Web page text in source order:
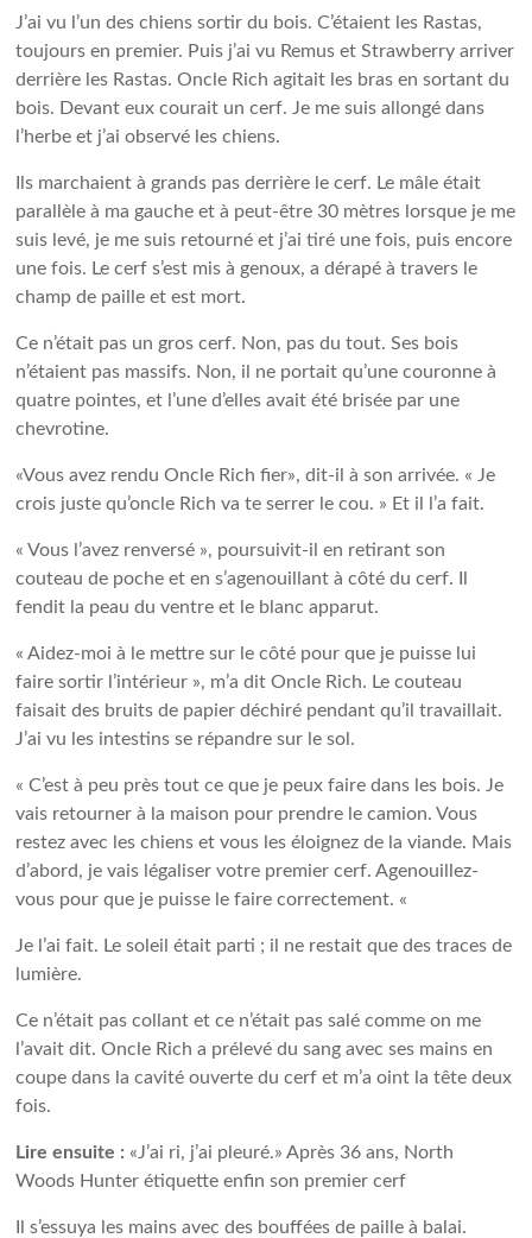
J’ai vu l’un des chiens sortir du bois. C’étaient les Rastas,
toujours en premier. Puis j’ai vu Remus et Strawberry arriver
derrière les Rastas. Oncle Rich agitait les bras en sortant du
bois. Devant eux courait un cerf. Je me suis allongé dans
l’herbe et j’ai observé les chiens.
Ils marchaient à grands pas derrière le cerf. Le mâle était
parallèle à ma gauche et à peut-être 30 mètres lorsque je me
suis levé, je me suis retourné et j’ai tiré une fois, puis encore
une fois. Le cerf s’est mis à genoux, a dérapé à travers le
champ de paille et est mort.
Ce n’était pas un gros cerf. Non, pas du tout. Ses bois
n’étaient pas massifs. Non, il ne portait qu’une couronne à
quatre pointes, et l’une d’elles avait été brisée par une
chevrotine.
«Vous avez rendu Oncle Rich fier», dit-il à son arrivée. « Je
crois juste qu’oncle Rich va te serrer le cou. » Et il l’a fait.
« Vous l’avez renversé », poursuivit-il en retirant son
couteau de poche et en s’agenouillant à côté du cerf. Il
fendit la peau du ventre et le blanc apparut.
« Aidez-moi à le mettre sur le côté pour que je puisse lui
faire sortir l’intérieur », m’a dit Oncle Rich. Le couteau
faisait des bruits de papier déchiré pendant qu’il travaillait.
J’ai vu les intestins se répandre sur le sol.
« C’est à peu près tout ce que je peux faire dans les bois. Je
vais retourner à la maison pour prendre le camion. Vous
restez avec les chiens et vous les éloignez de la viande. Mais
d’abord, je vais légaliser votre premier cerf. Agenouillez-
vous pour que je puisse le faire correctement. «
Je l’ai fait. Le soleil était parti ; il ne restait que des traces de
lumière.
Ce n’était pas collant et ce n’était pas salé comme on me
l’avait dit. Oncle Rich a prélevé du sang avec ses mains en
coupe dans la cavité ouverte du cerf et m’a oint la tête deux
fois.
Lire ensuite : «J’ai ri, j’ai pleuré.» Après 36 ans, North
Woods Hunter étiquette enfin son premier cerf
Il s’essuya les mains avec des bouffées de paille à balai.